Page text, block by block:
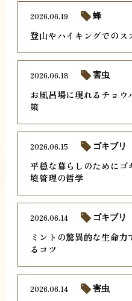
登山やハイキングでのス
2026.06.19 蜂
お風呂場に現れるチョ
策
2026.06.18 害虫
平穏な暮らしのためにゴ
境管理の哲学
2026.06.15 ゴキブリ
ミントの驚異的な生命
るコツ
2026.06.14 ゴキブリ
2026.06.14 害虫